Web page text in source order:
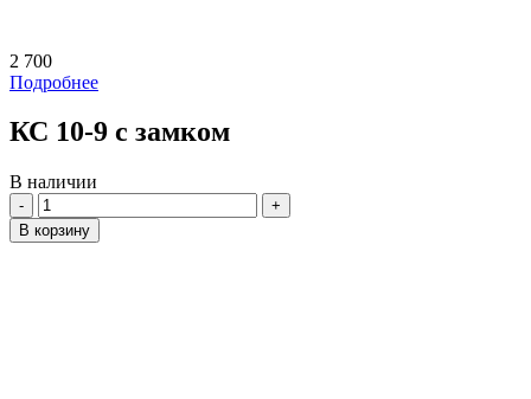
2 700
Подробнее
КС 10-9 с замком
В наличии
Количество
В корзину